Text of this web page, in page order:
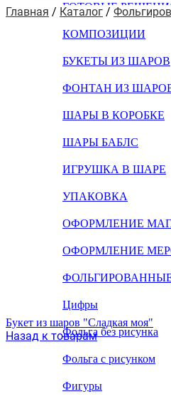
ГОТОВЫЕ
КОМПОЗИЦИИ
БУКЕТЫ ИЗ ШАРОВ
ФОНТАН ИЗ
ШАРЫ В КОРОБКЕ
ШАРЫ БАБЛС
ИГРУШКА В ШАРЕ
УПАКОВКА
ОФОРМЛЕНИЕ
ОФОРМЛЕНИЕ
Цифры
Фольга без рисунка
Фольга с рисунком
Фигуры
Главная / Каталог /
Букет из шаров "Сладкая моя"
Назад к товарам